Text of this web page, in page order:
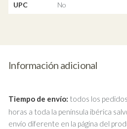
UPC No
Información adicional
Tiempo de envío: todos los
horas a toda la península ibérica
envío diferente en la página del